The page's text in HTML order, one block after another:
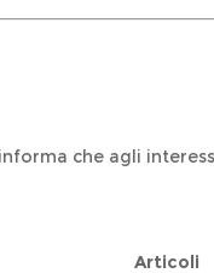
informa che agli
Articoli